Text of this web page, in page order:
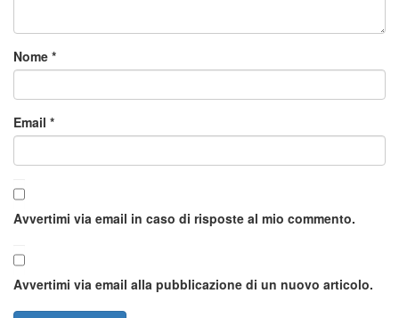
Nome *
Email *
Avvertimi via email in caso di risposte al mio commento.
Avvertimi via email alla pubblicazione di un nuovo articolo.